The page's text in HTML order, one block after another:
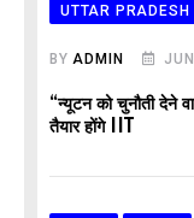
UTTAR PRADESH
BYADMIN
“न्यूटन को चुनौती देने
तैयार होंगे IIT